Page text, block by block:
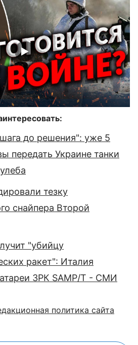
до решения": уже 5
передать Украине танки
тезку
снайпера Второй
"убийцу
ракет": Италия
ЗРК SAMP/T - СМИ
политика сайта